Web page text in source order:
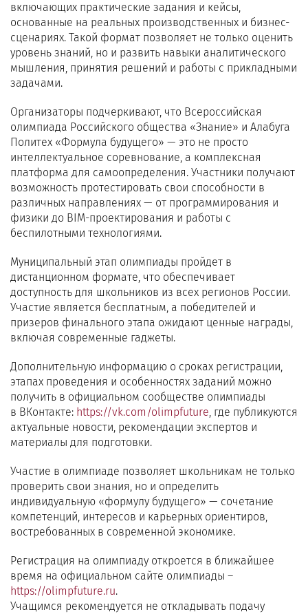
включающих практические задания и кейсы,
основанные на реальных производственных и бизнес-
сценариях. Такой формат позволяет не только оценить
уровень знаний, но и развить навыки аналитического
мышления, принятия решений и работы с прикладными
задачами.
Организаторы подчеркивают, что Всероссийская
олимпиада Российского общества «Знание» и Алабуга
Политех «Формула будущего» — это не просто
интеллектуальное соревнование, а комплексная
платформа для самоопределения. Участники получают
возможность протестировать свои способности в
различных направлениях — от программирования и
физики до BIM-проектирования и работы с
беспилотными технологиями.
Муниципальный этап олимпиады пройдет в
дистанционном формате, что обеспечивает
доступность для школьников из всех регионов России.
Участие является бесплатным, а победителей и
призеров финального этапа ожидают ценные награды,
включая современные гаджеты.
Дополнительную информацию о сроках регистрации,
этапах проведения и особенностях заданий можно
получить в официальном сообществе олимпиады
в ВКонтакте: https://vk.com/olimpfuture, где публикуются
актуальные новости, рекомендации экспертов и
материалы для подготовки.
Участие в олимпиаде позволяет школьникам не только
проверить свои знания, но и определить
индивидуальную «формулу будущего» — сочетание
компетенций, интересов и карьерных ориентиров,
востребованных в современной экономике.
Регистрация на олимпиаду откроется в ближайшее
время на официальном сайте олимпиады –
https://olimpfuture.ru.
Учащимся рекомендуется не откладывать подачу